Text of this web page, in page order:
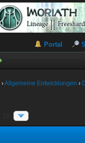
Portal
›Allgemeine Entwicklungen ›